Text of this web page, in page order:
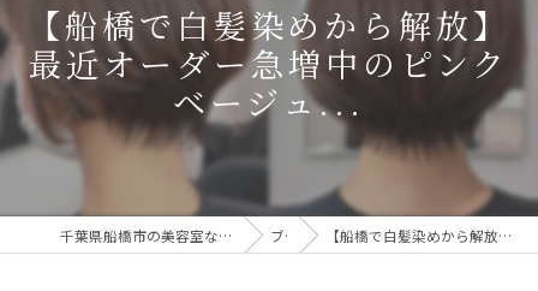
【船橋で白髪染めから解放】
最近オーダー急増中のピンク
ベージュ...
千葉県船橋市の美容室ならHEARTS 船橋 白髪ぼかし 脱白髪染め ブログ 【船橋で白髪染めから解放】最近オーダー急増中のピンクベージュ...